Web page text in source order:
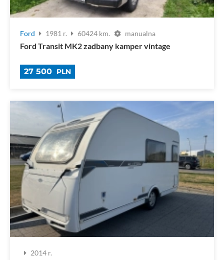
Ford 1981 r. 60424 km. manualna
Ford Transit MK2 zadbany kamper vintage
27 500 PLN
2014 r.